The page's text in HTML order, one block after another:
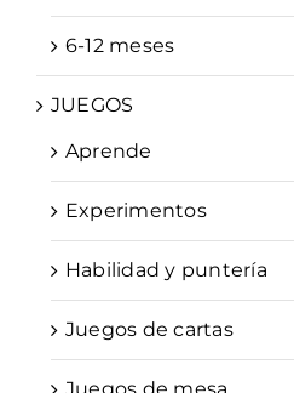
6-12 meses
JUEGOS
Aprende
Experimentos
Habilidad y puntería
Juegos de cartas